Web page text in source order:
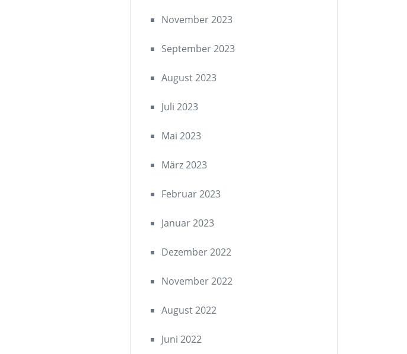
November 2023
September 2023
August 2023
Juli 2023
Mai 2023
März 2023
Februar 2023
Januar 2023
Dezember 2022
November 2022
August 2022
Juni 2022